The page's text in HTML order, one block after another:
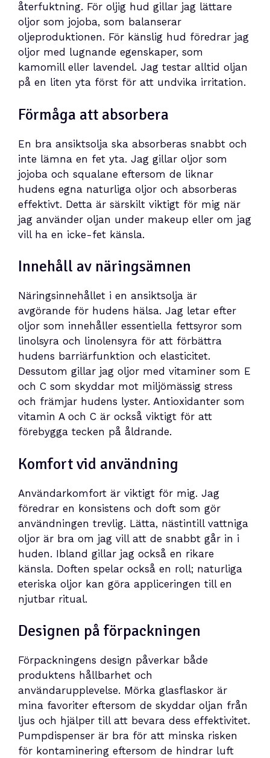
återfuktning. För oljig hud gillar jag lättare
oljor som jojoba, som balanserar
oljeproduktionen. För känslig hud föredrar jag
oljor med lugnande egenskaper, som
kamomill eller lavendel. Jag testar alltid oljan
på en liten yta först för att undvika irritation.
Förmåga att absorbera
En bra ansiktsolja ska absorberas snabbt och
inte lämna en fet yta. Jag gillar oljor som
jojoba och squalane eftersom de liknar
hudens egna naturliga oljor och absorberas
effektivt. Detta är särskilt viktigt för mig när
jag använder oljan under makeup eller om jag
vill ha en icke-fet känsla.
Innehåll av näringsämnen
Näringsinnehållet i en ansiktsolja är
avgörande för hudens hälsa. Jag letar efter
oljor som innehåller essentiella fettsyror som
linolsyra och linolensyra för att förbättra
hudens barriärfunktion och elasticitet.
Dessutom gillar jag oljor med vitaminer som E
och C som skyddar mot miljömässig stress
och främjar hudens lyster. Antioxidanter som
vitamin A och C är också viktigt för att
förebygga tecken på åldrande.
Komfort vid användning
Användarkomfort är viktigt för mig. Jag
föredrar en konsistens och doft som gör
användningen trevlig. Lätta, nästintill vattniga
oljor är bra om jag vill att de snabbt går in i
huden. Ibland gillar jag också en rikare
känsla. Doften spelar också en roll; naturliga
eteriska oljor kan göra appliceringen till en
njutbar ritual.
Designen på förpackningen
Förpackningens design påverkar både
produktens hållbarhet och
användarupplevelse. Mörka glasflaskor är
mina favoriter eftersom de skyddar oljan från
ljus och hjälper till att bevara dess effektivitet.
Pumpdispenser är bra för att minska risken
för kontaminering eftersom de hindrar luft